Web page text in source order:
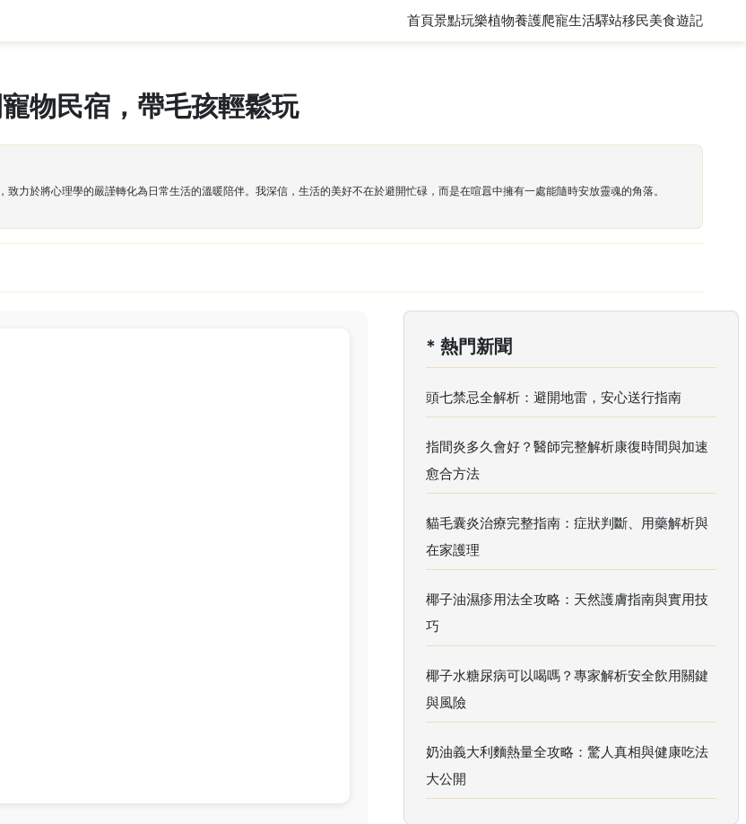
首頁景點玩樂植物養護爬寵生活驛站移民美食遊記
物民宿，帶毛孩輕鬆玩
力於將心理學的嚴謹轉化為日常生活的溫暖陪伴。我深信，生活的美好不在於避開忙碌，而是在喧囂中擁有一處能隨時安放靈魂的角落。
* 熱門新聞
頭七禁忌全解析：避開地雷，安心送行指南
指間炎多久會好？醫師完整解析康復時間與加速
愈合方法
貓毛囊炎治療完整指南：症狀判斷、用藥解析與
在家護理
椰子油濕疹用法全攻略：天然護膚指南與實用技
巧
椰子水糖尿病可以喝嗎？專家解析安全飲用關鍵
與風險
奶油義大利麵熱量全攻略：驚人真相與健康吃法
大公開